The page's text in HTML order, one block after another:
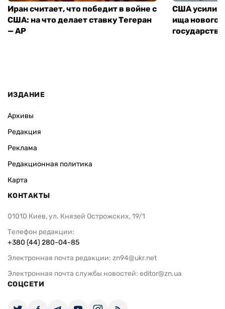
Иран считает, что победит в войне с
США: на что делает ставку Тегеран
— AP
США
ища нового
ИЗДАНИЕ
Архивы
Редакция
Реклама
Редакционная политика
Карта
КОНТАКТЫ
01010 Киев, ул. Князей Острожских, 19/1
Телефон редакции:
+380 (44) 280-04-85
Электронная почта редакции: zn94@ukr.net
Электронная почта службы новостей: editor@zn.ua
СОЦСЕТИ